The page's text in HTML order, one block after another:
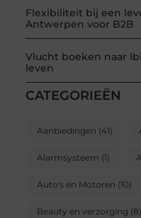
Flexibiliteit bij een
Antwerpen voor B2B
Vlucht boeken naar
leven
CATEGORIEËN
Aanbiedingen (41)
Alarmsysteem (1)
Auto's en Motoren (10)
Beauty en verzorging (8)